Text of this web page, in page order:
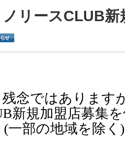
リースCLUB新
念ではあります
新規加盟店募集
一部の地域を除く)